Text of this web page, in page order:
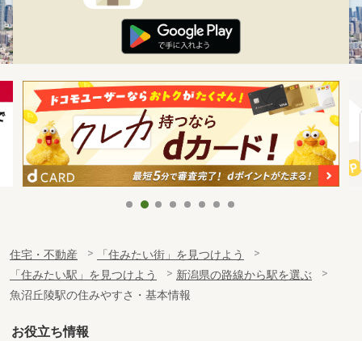
住宅・不動産
「住みたい街」を見つけよう
「住みたい駅」を見つけよう
新潟県の路線から駅を選ぶ
魚沼丘陵駅の住みやすさ・基本情報
お役立ち情報